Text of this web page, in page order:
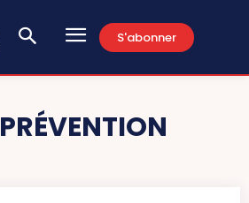
S'abonner
PRÉVENTION